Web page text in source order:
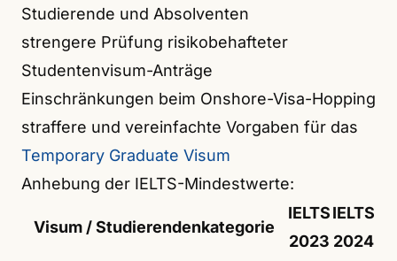
Studierende und Absolventen
strengere Prüfung risikobehafteter
Studentenvisum-Anträge
Einschränkungen beim Onshore-Visa-Hopping
straffere und vereinfachte Vorgaben für das
Temporary Graduate Visum
Anhebung der IELTS-Mindestwerte:
Visum / Studierendenkategorie
IELTS
2023
IELTS
2024